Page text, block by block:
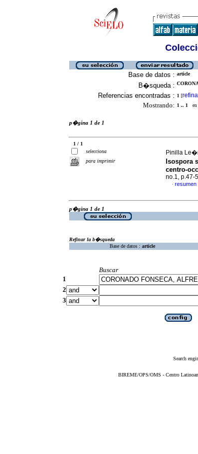
Base de datos : article
B�squeda :
Referencias encontradas : 1 [
Mostrando: 1 .. 1 en
p�gina 1 de 1
1 / 1
selecciona
para imprimir
Pinilla
Isospora
centro-
no.1, p.47-
·
p�gina 1 de 1
Refinar la b�squeda
Base de datos : article
Buscar
1
2
3
Search
BIREME/OPS/OMS - Centro